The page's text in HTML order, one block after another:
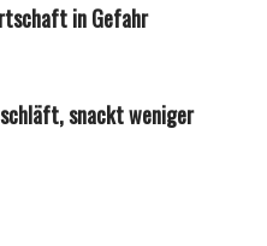
in Gefahr
snackt weniger